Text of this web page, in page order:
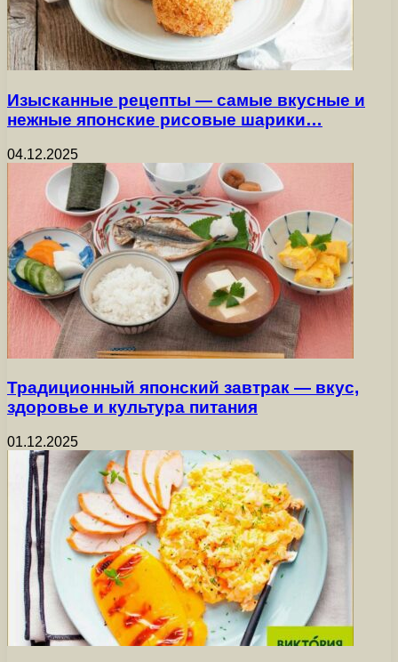
Изысканные рецепты — самые вкусные и
нежные японские рисовые шарики…
04.12.2025
Традиционный японский завтрак — вкус,
здоровье и культура питания
01.12.2025